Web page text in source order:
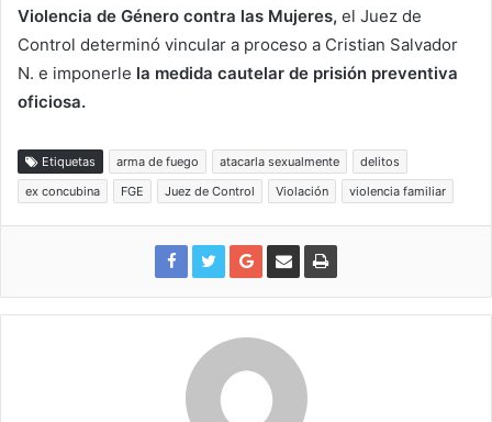
Violencia de Género contra las Mujeres, el Juez de
Control determinó vincular a proceso a Cristian Salvador
N. e imponerle la medida cautelar de prisión preventiva
oficiosa.
Etiquetas arma de fuego atacarla sexualmente
delitos
ex concubina
FGE Juez de Control Violación violencia familiar